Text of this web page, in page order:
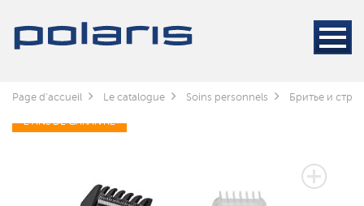
Page d'accueil Le catalogue Soins personnels Бритье и
2 ANS DE GARANTIE